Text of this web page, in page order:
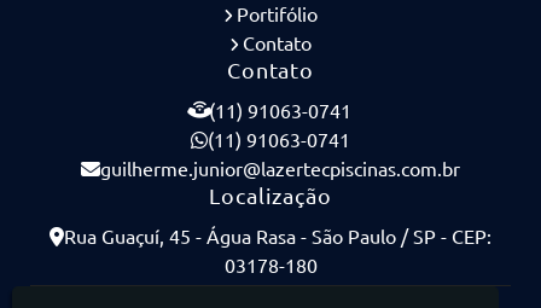
Portifólio
Contato
Contato
(11) 91063-0741
(11) 91063-0741
guilherme.junior@lazertecpiscinas.com.br
Localização
Rua Guaçuí, 45 - Água Rasa - São Paulo / SP - CEP:
03178-180